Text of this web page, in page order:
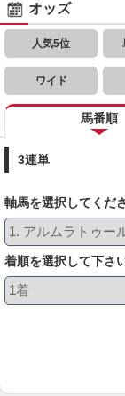
オッズ
人気5位
ワイド
馬番順
3連単
軸馬を選択してくだ
着順を選択して下さ